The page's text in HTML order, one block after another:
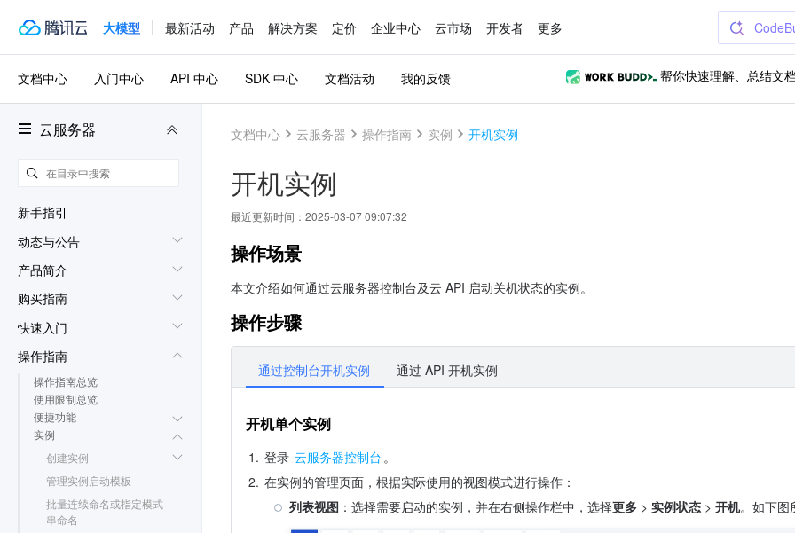
大模型 最新活动 产品 解决方案 定价 企业中心 云市场 开发者 更多
云服务器
新手指引
动态与公告
产品简介
购买指南
快速入门
操作指南
操作指南总览
使用限制总览
便捷功能
实例
创建实例
管理实例启动模板
批量连续命名或指定模式
串命名
文档中心 入门中心 API 中心 SDK 中心 文档活动 我的反馈 帮你快速理解、总结文
文档中心 云服务器 操作指南 实例 开机实例
开机实例
最近更新时间： 2025-03-07 09:07:32
操作场景
本文介绍如何通过云服务器控制台及云 API 启动关机状态的实例。
操作步骤
通过控制台开机实例 通过 API 开机实例
开机单个实例
1. 登录 云服务器控制台 。
2. 在实例的管理页面，根据实际使用的视图模式进行操作：
列表视图 ：选择需要启动的实例，并在右侧操作栏中，选择更多 > 实例状态 > 开机。如下图